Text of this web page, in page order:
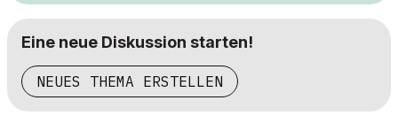
Eine neue Diskussion starten!
NEUES THEMA ERSTELLEN